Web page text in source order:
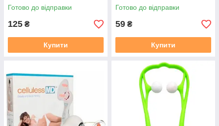
Готово до відправки
125 ₴
Купити
Готово до відправки
59 ₴
Купити